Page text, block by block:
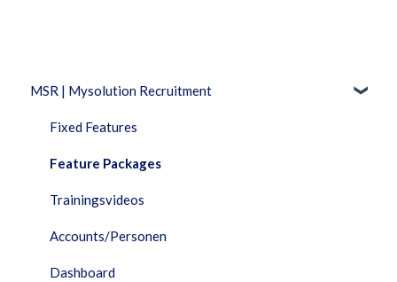
MSR | Mysolution Recruitment
Fixed Features
Feature Packages
Trainingsvideos
Accounts/Personen
Dashboard